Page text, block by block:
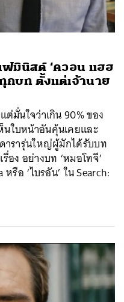
ฟมินิสต์ ‘ควอน แฮฮ
กบท ตั้งแต่เจ้านาย
มั่นใจว่าเกิน 90% ของ
ใบหน้าอันคุ้นเคยและ
ารารุ่นใหญ่ผู้มักได้รับบท
ง อย่างบท ‘หมอโทจี’
รือ ‘ไบรอัน’ ใน Search: